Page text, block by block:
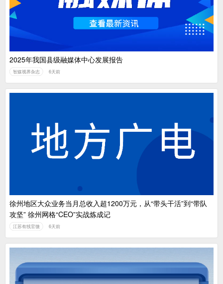
2025年我国县级融媒体中心发展报告
智媒视界杂志 6天前
徐州地区大众业务当月总收入超1200万元，从“带头干活”到“带队
攻坚” 徐州网格“CEO”实战炼成记
江苏有线官微 6天前